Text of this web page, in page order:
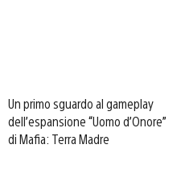
Un primo sguardo al gameplay
dell’espansione “Uomo d’Onore”
di Mafia: Terra Madre